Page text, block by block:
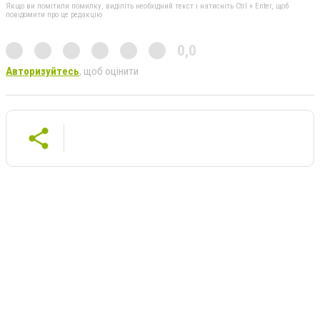
Якщо ви помітили помилку, виділіть необхідний текст і натисніть Ctrl + Enter, щоб
повідомити про це редакцію
0,0
Авторизуйтесь, щоб оцінити